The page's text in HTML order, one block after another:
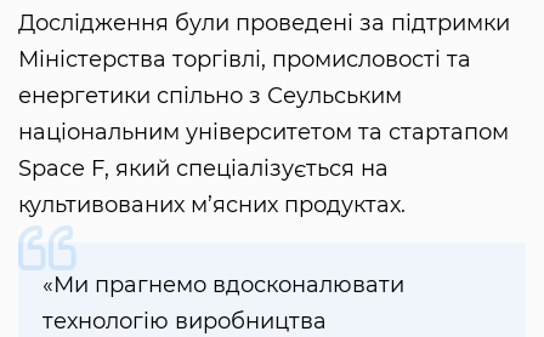
Дослідження були проведені за підтримки
Міністерства торгівлі, промисловості та
енергетики спільно з Сеульським
національним університетом та стартапом
Space F, який спеціалізується на
культивованих м’ясних продуктах.
«Ми прагнемо вдосконалювати
технологію виробництва